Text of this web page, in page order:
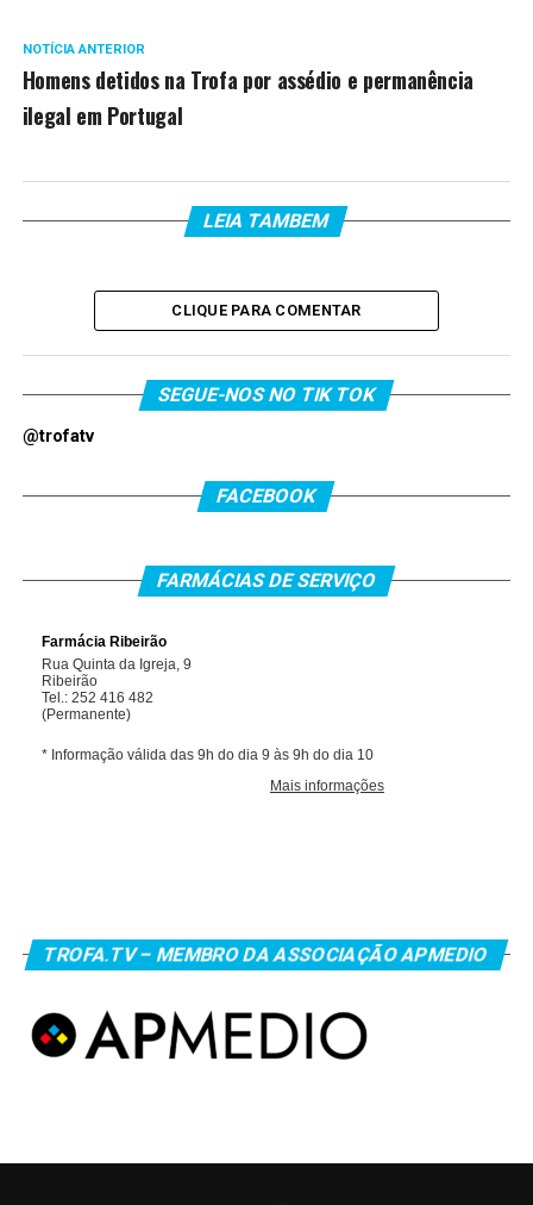
NOTÍCIA ANTERIOR
Homens detidos na Trofa por assédio e permanência
ilegal em Portugal
LEIA TAMBEM
CLIQUE PARA COMENTAR
SEGUE-NOS NO TIK TOK
@trofatv
FACEBOOK
FARMÁCIAS DE SERVIÇO
TROFA.TV – MEMBRO DA ASSOCIAÇÃO APMEDIO